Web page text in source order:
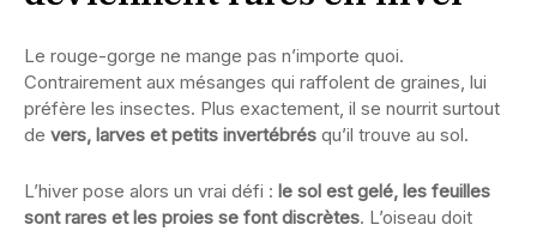
Le rouge-gorge ne mange pas n’importe quoi.
Contrairement aux mésanges qui raffolent de graines, lui
préfère les insectes. Plus exactement, il se nourrit surtout
de vers, larves et petits invertébrés qu’il trouve au sol.
L’hiver pose alors un vrai défi : le sol est gelé, les feuilles
sont rares et les proies se font discrètes. L’oiseau doit